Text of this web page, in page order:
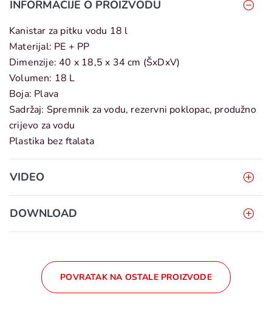
INFORMACIJE O PROIZVODU
Kanistar za pitku vodu 18 l
Materijal: PE + PP
Dimenzije: 40 x 18,5 x 34 cm (ŠxDxV)
Volumen: 18 L
Boja: Plava
Sadržaj: Spremnik za vodu, rezervni poklopac, produžno
crijevo za vodu
Plastika bez ftalata
VIDEO
DOWNLOAD
POVRATAK NA OSTALE PROIZVODE